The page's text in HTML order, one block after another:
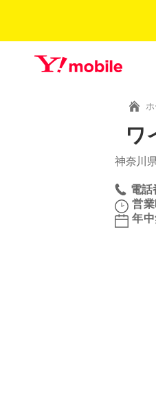
ホ
ワ
神奈川
電話
営
年